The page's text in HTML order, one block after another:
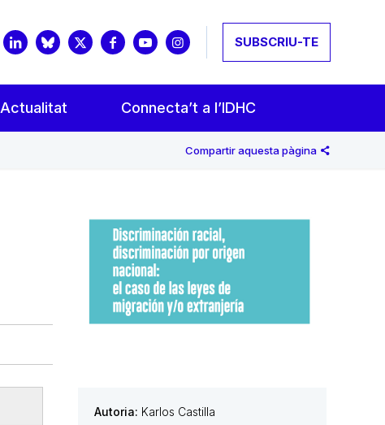
SUBSCRIU-TE
Actualitat Connecta’t a l’IDHC
Compartir aquesta pàgina
Autoria: Karlos Castilla